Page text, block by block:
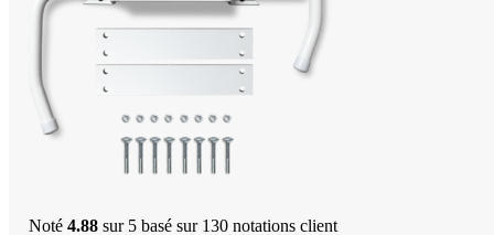
Noté4.88 sur 5 basé sur 130 notations client